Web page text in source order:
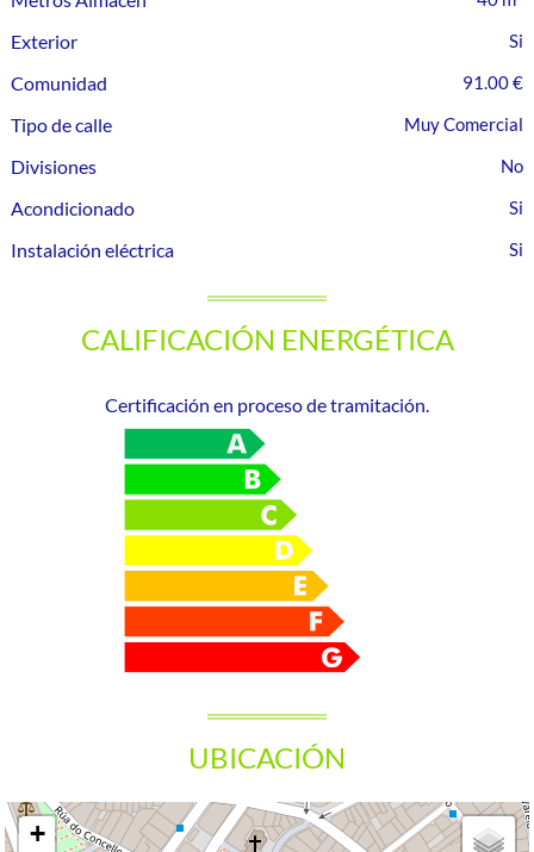
Exterior
Comunidad
91.00 €
Tipo de calle Muy Comercial
Divisiones
Acondicionado
Instalación eléctrica
CALIFICACIÓN ENERGÉTICA
Certificación en proceso de tramitación.
UBICACIÓN
+